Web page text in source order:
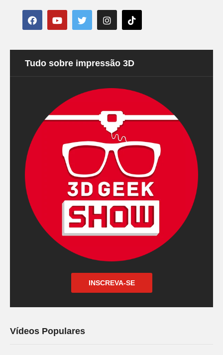
Tudo sobre impressão 3D
INSCREVA-SE
Vídeos Populares